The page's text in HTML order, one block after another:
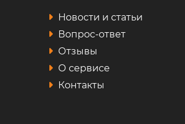
Новости и статьи
Вопрос-ответ
Отзывы
О сервисе
Контакты